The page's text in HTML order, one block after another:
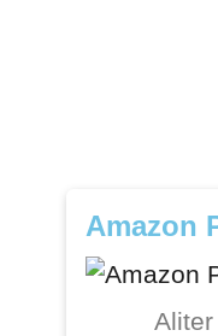
Amazon